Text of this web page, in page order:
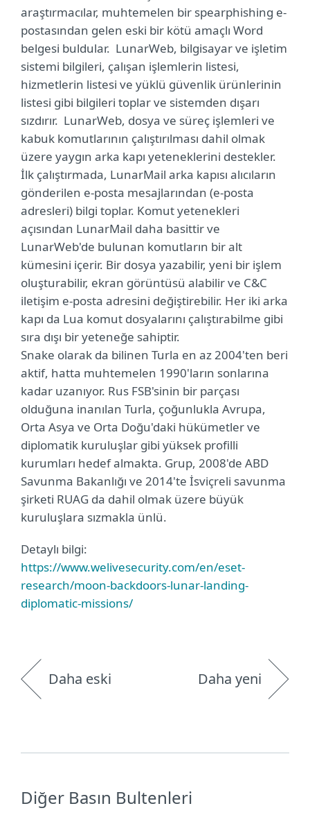
araştırmacılar, muhtemelen bir spearphishing e-
postasından gelen eski bir kötü amaçlı Word
belgesi buldular. LunarWeb, bilgisayar ve işletim
sistemi bilgileri, çalışan işlemlerin listesi,
hizmetlerin listesi ve yüklü güvenlik ürünlerinin
listesi gibi bilgileri toplar ve sistemden dışarı
sızdırır. LunarWeb, dosya ve süreç işlemleri ve
kabuk komutlarının çalıştırılması dahil olmak
üzere yaygın arka kapı yeteneklerini destekler.
İlk çalıştırmada, LunarMail arka kapısı alıcıların
gönderilen e-posta mesajlarından (e-posta
adresleri) bilgi toplar. Komut yetenekleri
açısından LunarMail daha basittir ve
LunarWeb'de bulunan komutların bir alt
kümesini içerir. Bir dosya yazabilir, yeni bir işlem
oluşturabilir, ekran görüntüsü alabilir ve C&C
iletişim e-posta adresini değiştirebilir. Her iki arka
kapı da Lua komut dosyalarını çalıştırabilme gibi
sıra dışı bir yeteneğe sahiptir.
Snake olarak da bilinen Turla en az 2004'ten beri
aktif, hatta muhtemelen 1990'ların sonlarına
kadar uzanıyor. Rus FSB'sinin bir parçası
olduğuna inanılan Turla, çoğunlukla Avrupa,
Orta Asya ve Orta Doğu'daki hükümetler ve
diplomatik kuruluşlar gibi yüksek profilli
kurumları hedef almakta. Grup, 2008'de ABD
Savunma Bakanlığı ve 2014'te İsviçreli savunma
şirketi RUAG da dahil olmak üzere büyük
kuruluşlara sızmakla ünlü.
Detaylı bilgi:
https://www.welivesecurity.com/en/eset-
research/moon-backdoors-lunar-landing-
diplomatic-missions/
Daha eski Daha yeni
Diğer Basın Bultenleri